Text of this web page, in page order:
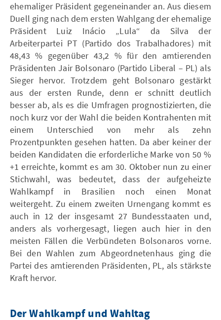
ehemaliger Präsident gegeneinander an. Aus diesem
Duell ging nach dem ersten Wahlgang der ehemalige
Präsident Luiz Inácio „Lula“ da Silva der
Arbeiterpartei PT (Partido dos Trabalhadores) mit
48,43 % gegenüber 43,2 % für den amtierenden
Präsidenten Jair Bolsonaro (Partido Liberal – PL) als
Sieger hervor. Trotzdem geht Bolsonaro gestärkt
aus der ersten Runde, denn er schnitt deutlich
besser ab, als es die Umfragen prognostizierten, die
noch kurz vor der Wahl die beiden Kontrahenten mit
einem Unterschied von mehr als zehn
Prozentpunkten gesehen hatten. Da aber keiner der
beiden Kandidaten die erforderliche Marke von 50 %
+1 erreichte, kommt es am 30. Oktober nun zu einer
Stichwahl, was bedeutet, dass der aufgeheizte
Wahlkampf in Brasilien noch einen Monat
weitergeht. Zu einem zweiten Urnengang kommt es
auch in 12 der insgesamt 27 Bundesstaaten und,
anders als vorhergesagt, liegen auch hier in den
meisten Fällen die Verbündeten Bolsonaros vorne.
Bei den Wahlen zum Abgeordnetenhaus ging die
Partei des amtierenden Präsidenten, PL, als stärkste
Kraft hervor.
Der Wahlkampf und Wahltag